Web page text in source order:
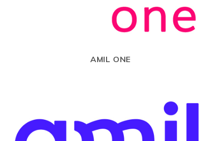
AMIL ONE